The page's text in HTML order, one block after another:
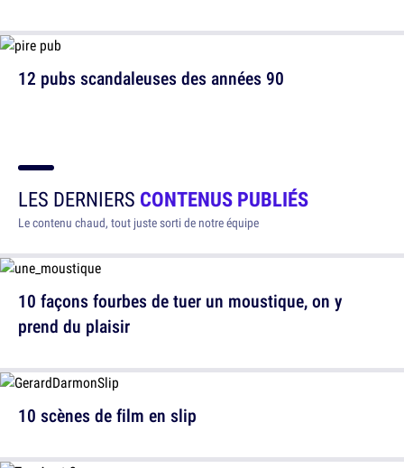
12 pubs scandaleuses des années 90
LES DERNIERS CONTENUS PUBLIÉS
Le contenu chaud, tout juste sorti de notre équipe
10 façons fourbes de tuer un moustique, on y
prend du plaisir
10 scènes de film en slip